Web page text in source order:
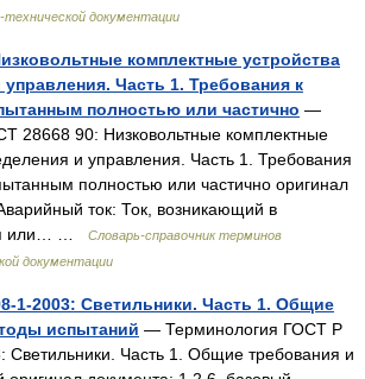
документации
комплектные устройства
Часть 1. Требования к
полностью или частично —
28668 90: Низковольтные комплектные
и управления. Часть 1. Требования
полностью или частично оригинал
ток: Ток, возникающий в
или… …
Словарь-справочник терминов
документации
1-2003: Светильники. Часть 1. Общие
испытаний — Терминология ГОСТ Р
Часть 1. Общие требования и